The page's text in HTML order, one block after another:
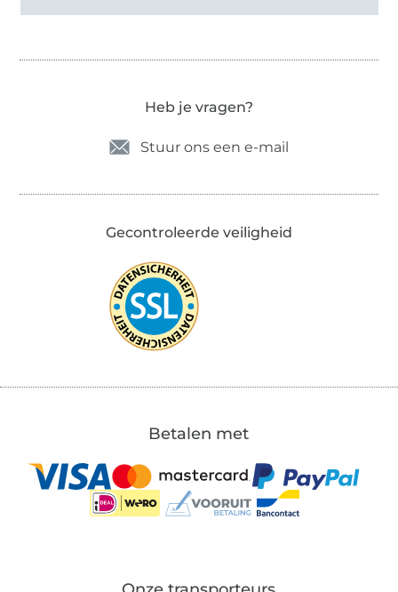
Heb je vragen?
Stuur ons een e-mail
Gecontroleerde veiligheid
Betalen met